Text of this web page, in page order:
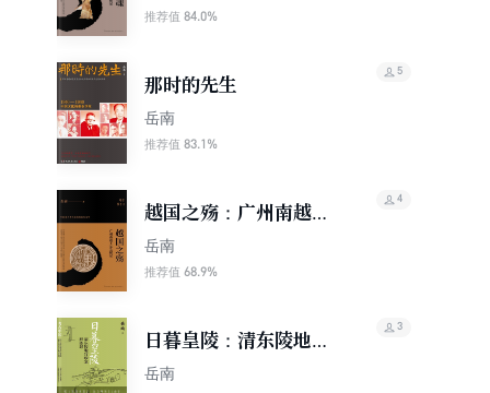
推荐值 84.0%
那时的先生
岳南
推荐值 83.1%
5
越国之殇：广州南越王
墓发掘记
岳南
推荐值 68.9%
4
日暮皇陵：清东陵地宫
珍宝被盗记
岳南
3